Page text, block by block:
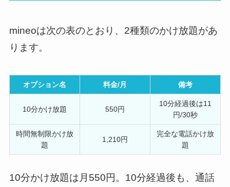
mineoは次の表のとおり、2種類のかけ放題があ
ります。
オプション名 料金/月 備考
10分かけ放題 550円
10分経過後は11
円/30秒
時間無制限かけ放
題
1,210円
完全な電話かけ放
題
10分かけ放題は月550円。10分経過後も、通話